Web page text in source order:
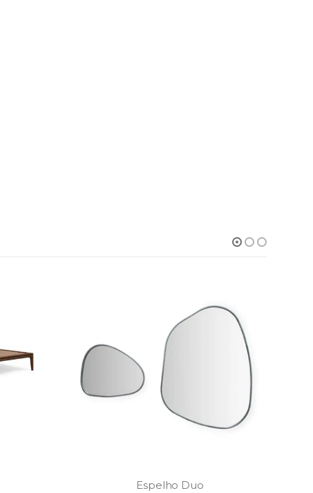
Cadeira Cantù